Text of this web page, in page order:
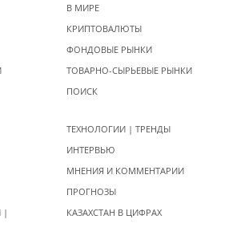
В МИРЕ
КРИПТОВАЛЮТЫ
ФОНДОВЫЕ РЫНКИ
ТОВАРНО-СЫРЬЕВЫЕ РЫНКИ
ПОИСК
|
ТЕХНОЛОГИИ | ТРЕНДЫ
ИНТЕРВЬЮ
МНЕНИЯ И КОММЕНТАРИИ
ПРОГНОЗЫ
КАЗАХСТАН В ЦИФРАХ